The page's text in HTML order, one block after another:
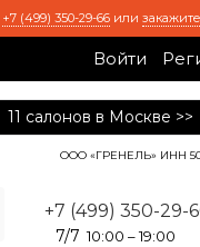
+7 (499) 350-29-66 или
Войти
11 салонов в Москве >>
ООО «ГРЕНЕЛЬ» ИНН
+7 (499) 350-29-
7/7 10:00 – 19:00